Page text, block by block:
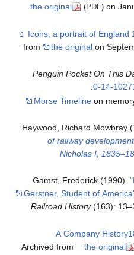
the original
(PDF) on
from
the original on
Penguin Pocket On This
0-14-
.
Morse Timeline on
Haywood, Richard Mowbray
of railway
Nicholas I,
Gamst, Frederick (1990).
Gerstner, Student of
Railroad History(163):
Archived from
the original